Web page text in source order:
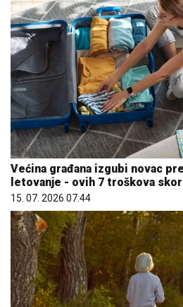
Većina građana izgubi novac
letovanje - ovih 7 troškova
15. 07. 2026 07:44